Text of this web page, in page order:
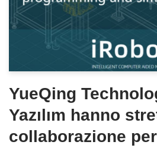
YueQing
Yazılım hanno
collaborazione